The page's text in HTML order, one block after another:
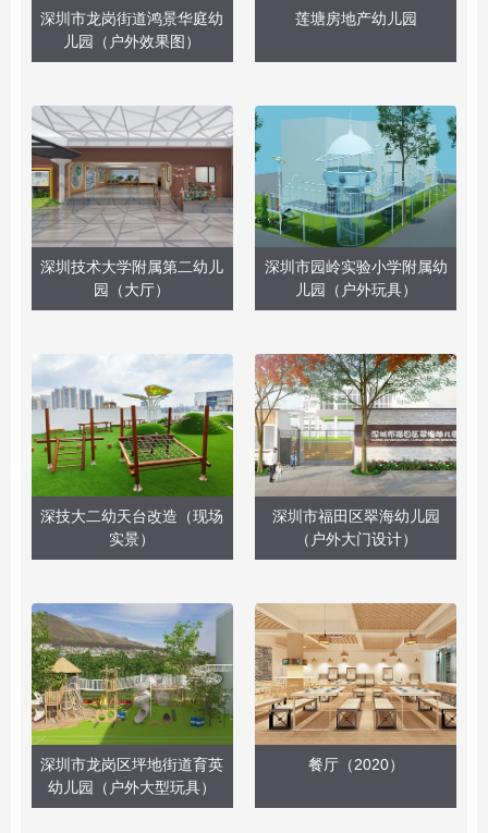
深圳市龙岗街道鸿景华庭幼
儿园（户外效果图）
莲塘房地产幼儿园
深圳技术大学附属第二幼儿
园（大厅）
深圳市园岭实验小学附属幼
儿园（户外玩具）
深技大二幼天台改造（现场
实景）
深圳市福田区翠海幼儿园
（户外大门设计）
深圳市龙岗区坪地街道育英
幼儿园（户外大型玩具）
餐厅（2020）